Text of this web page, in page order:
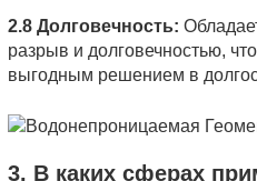
2.8 Долговечность:
разрыв и долговечностью,
выгодным решением в
3. В каких сферах